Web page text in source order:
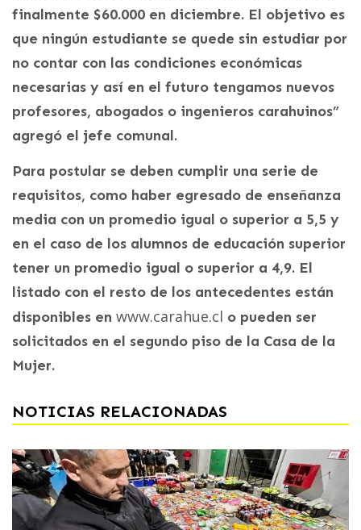
finalmente $60.000 en diciembre. El objetivo es
que ningún estudiante se quede sin estudiar por
no contar con las condiciones económicas
necesarias y así en el futuro tengamos nuevos
profesores, abogados o ingenieros carahuinos”
agregó el jefe comunal.
Para postular se deben cumplir una serie de
requisitos, como haber egresado de enseñanza
media con un promedio igual o superior a 5,5 y
en el caso de los alumnos de educación superior
tener un promedio igual o superior a 4,9. El
listado con el resto de los antecedentes están
disponibles en www.carahue.cl o pueden ser
solicitados en el segundo piso de la Casa de la
Mujer.
NOTICIAS RELACIONADAS